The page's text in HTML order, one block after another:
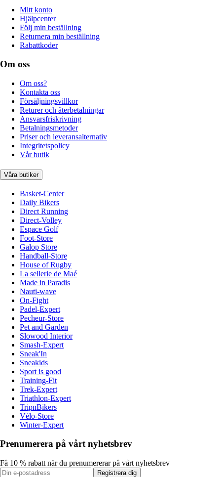
Mitt konto
Hjälpcenter
Följ min beställning
Returnera min beställning
Rabattkoder
Om oss
Om oss?
Kontakta oss
Försäljningsvillkor
Returer och återbetalningar
Ansvarsfriskrivning
Betalningsmetoder
Priser och leveransalternativ
Integritetspolicy
Vår butik
Våra butiker
Basket-Center
Daily Bikers
Direct Running
Direct-Volley
Espace Golf
Foot-Store
Galop Store
Handball-Store
House of Rugby
La sellerie de Maé
Made in Paradis
Nauti-wave
On-Fight
Padel-Expert
Pecheur-Store
Pet and Garden
Slowood Interior
Smash-Expert
Sneak'In
Sneakids
Sport is good
Training-Fit
Trek-Expert
Triathlon-Expert
TripnBikers
Vélo-Store
Winter-Expert
Prenumerera på vårt nyhetsbrev
Få 10 % rabatt när du prenumererar på vårt nyhetsbrev
Registrera dig